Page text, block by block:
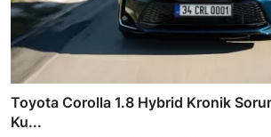
Toyota Corolla 1.8 Hybrid Kronik
Ku...